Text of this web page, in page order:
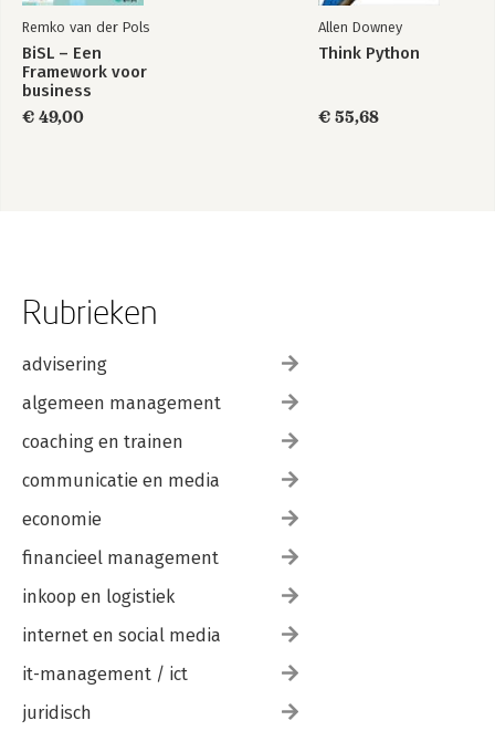
Remko van der Pols
BiSL – Een
Framework voor
business
€ 49,00
Allen Downey
Think Python
€ 55,68
Rubrieken
advisering
algemeen management
coaching en trainen
communicatie en media
economie
financieel management
inkoop en logistiek
internet en social media
it-management / ict
juridisch